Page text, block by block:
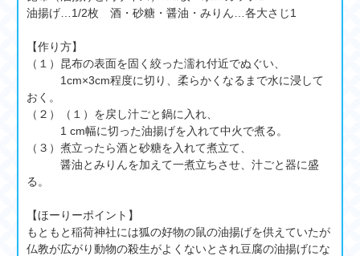
油揚げ…1/2枚 酒・砂糖・醤油・みりん…各大さじ1
【作り方】
（１）昆布の表面を固く絞った濡れ付近でぬぐい、
1cm×3cm程度に切り、柔らかくなるまで水に浸して
おく。
（２）（１）を戻し汁ごと鍋に入れ、
1 cm幅に切った油揚げを入れて中火で煮る。
（３）煮立ったら酒と砂糖を入れて煮立て、
醤油とみりんを加えて一煮立ちさせ、汁ごと器に盛
る。
【ほーりーポイント】
もともと稲荷神社には狐の好物の鼠の油揚げを供えていたが
仏教が広がり動物の殺生がよくないとされ豆腐の油揚げにな